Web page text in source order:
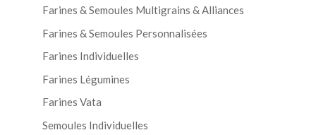
Farines & Semoules Multigrains & Alliances
Farines & Semoules Personnalisées
Farines Individuelles
Farines Légumines
Farines Vata
Semoules Individuelles